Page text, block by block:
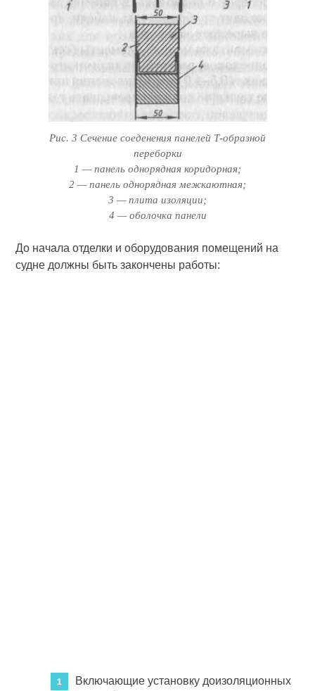
Рис. 3 Сечение соеденения панелей Т-образной
переборки
1 — панель однорядная коридорная;
2 — па­нель однорядная межкаютная;
3 — плита изоляции;
4 — оболочка панели
До начала отделки и оборудования помещений на
судне должны быть закончены работы:
Включающие установку доизоляционных